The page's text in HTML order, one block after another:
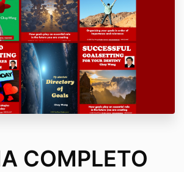
COMPLETO